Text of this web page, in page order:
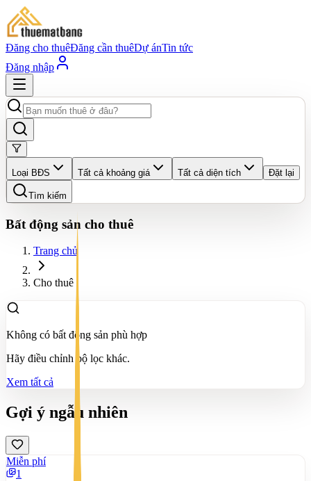
Đăng cho thuêĐăng cần thuêDự ánTin tức
Đăng nhập
Loại BĐS Tất cả khoảng giá Tất cả diện tích Đặt lại
Tìm kiếm
Bất động sản cho thuê
Trang chủ
Cho thuê
Không có bất động sản phù hợp
Hãy điều chỉnh bộ lọc khác.
Xem tất cả
Gợi ý ngẫu nhiên
Miễn phí
1